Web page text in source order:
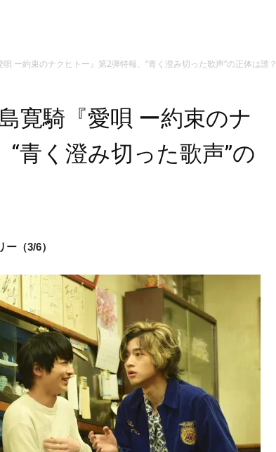
ー約束のナクヒトー』第2弾特報、“青く澄み切った歌声”の正体は誰？
寛騎『愛唄 ー約束のナ
青く澄み切った歌声”の
ー（3/6）